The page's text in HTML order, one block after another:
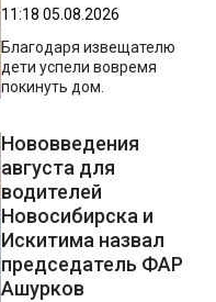
11:18 05.08.2026
Благодаря извещателю
дети успели вовремя
покинуть дом.
Нововведения
августа для
водителей
Новосибирска и
Искитима назвал
председатель ФАР
Ашурков